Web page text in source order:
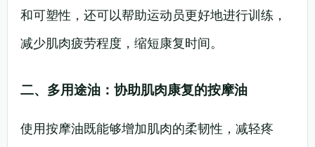
和可塑性，还可以帮助运动员更好地进行训练，
减少肌肉疲劳程度，缩短康复时间。
二、多用途油：协助肌肉康复的按摩油
使用按摩油既能够增加肌肉的柔韧性，减轻疼